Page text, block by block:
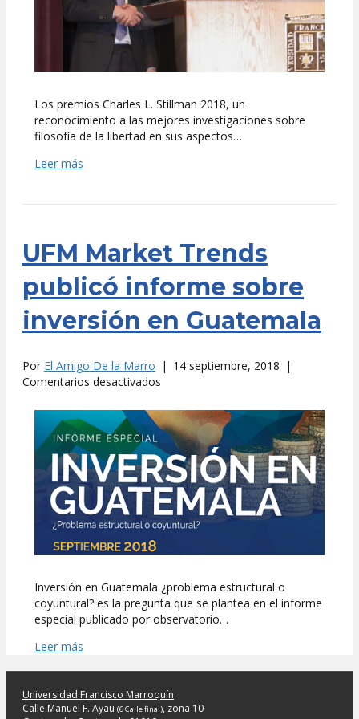
Los premios Charles L. Stillman 2018, un
reconocimiento a las mejores investigaciones sobre
filosofía de la libertad en sus aspectos…
Leer más
UFM Market Trends
publicó informe sobre
inversión en Guatemala
Por El Amigo De la Marro | 14 septiembre, 2018 |
Comentarios desactivados
Market
Trends
publicó
informe
sobre
inversión
en
Guatemala
Inversión en Guatemala ¿problema estructural o
coyuntural? es la pregunta que se plantea en el informe
especial publicado por observatorio…
Leer más
Universidad Francisco Marroquín
Calle Manuel F. Ayau (6 Calle final), zona 10